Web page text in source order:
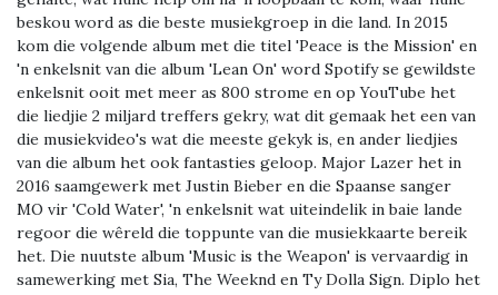
beskou word as die beste musiekgroep in die land. In 2015
kom die volgende album met die titel 'Peace is the Mission' en
'n enkelsnit van die album 'Lean On' word Spotify se gewildste
enkelsnit ooit met meer as 800 strome en op YouTube het
die liedjie 2 miljard treffers gekry, wat dit gemaak het een van
die musiekvideo's wat die meeste gekyk is, en ander liedjies
van die album het ook fantasties geloop. Major Lazer het in
2016 saamgewerk met Justin Bieber en die Spaanse sanger
MO vir 'Cold Water', 'n enkelsnit wat uiteindelik in baie lande
regoor die wêreld die toppunte van die musiekkaarte bereik
het. Die nuutste album 'Music is the Weapon' is vervaardig in
samewerking met Sia, The Weeknd en Ty Dolla Sign. Diplo het